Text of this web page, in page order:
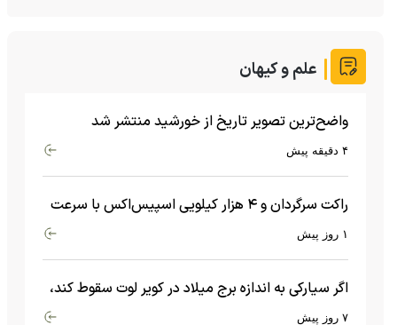
علم و کیهان
واضح‌ترین تصویر تاریخ از خورشید منتشر شد
۴ دقیقه پیش
راکت سرگردان و ۴ هزار کیلویی اسپیس‌اکس با سرعت
هشت هزار و ۶۹۰ کیلومتر در ساعت به ماه برخورد کرد۱ روز پیش
اگر سیارکی به اندازه برج میلاد در کویر لوت سقوط کند،
چه اتفاقی می‌افتد؟
۷ روز پیش